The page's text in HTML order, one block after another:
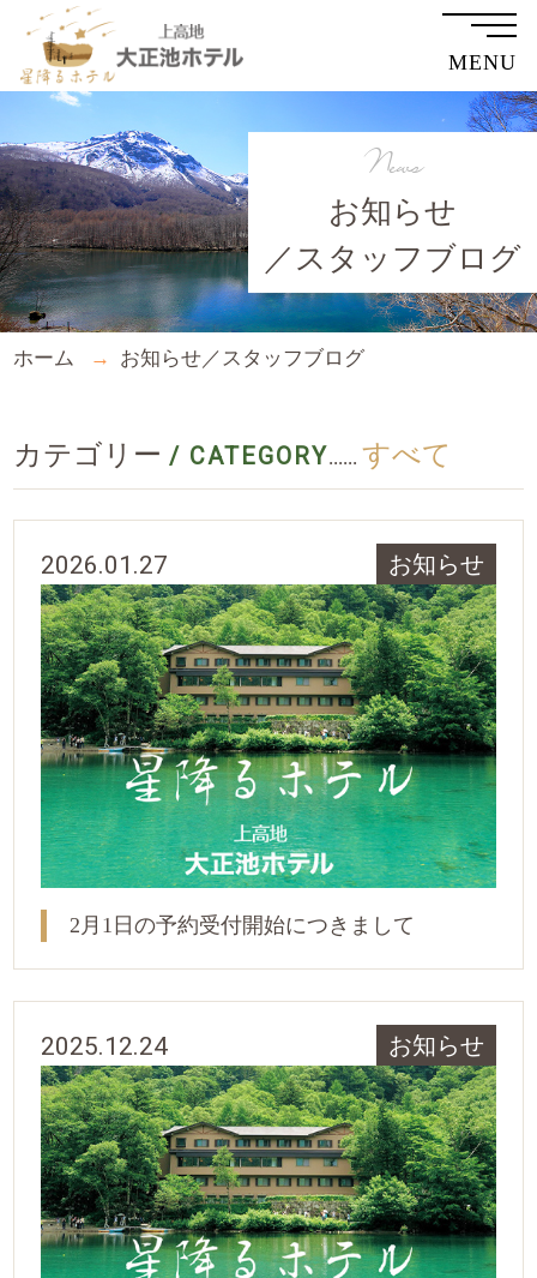
MENU
お知らせ
／スタッフブログ
News
ホーム お知らせ／スタッフブログ
カテゴリー / CATEGORY...... すべて
2026.01.27 お知らせ
2月1日の予約受付開始につきまして
2025.12.24 お知らせ